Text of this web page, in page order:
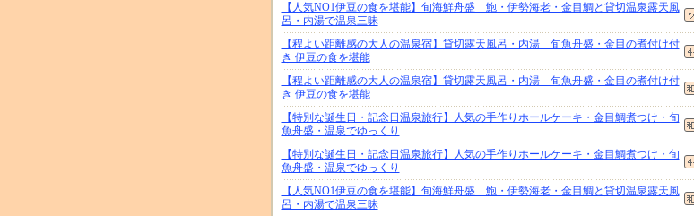
【人気NO1伊豆の食を堪能】旬海鮮舟盛 鮑・伊勢海老・金目鯛と貸切温泉露天風
呂・内湯で温泉三昧
【程よい距離感の大人の温泉宿】貸切露天風呂・内湯 旬魚舟盛・金目の煮付け付
き 伊豆の食を堪能
【程よい距離感の大人の温泉宿】貸切露天風呂・内湯 旬魚舟盛・金目の煮付け付
き 伊豆の食を堪能
【特別な誕生日・記念日温泉旅行】人気の手作りホールケーキ・金目鯛煮つけ・旬
魚舟盛・温泉でゆっくり
【特別な誕生日・記念日温泉旅行】人気の手作りホールケーキ・金目鯛煮つけ・旬
魚舟盛・温泉でゆっくり
【人気NO1伊豆の食を堪能】旬海鮮舟盛 鮑・伊勢海老・金目鯛と貸切温泉露天風
呂・内湯で温泉三昧